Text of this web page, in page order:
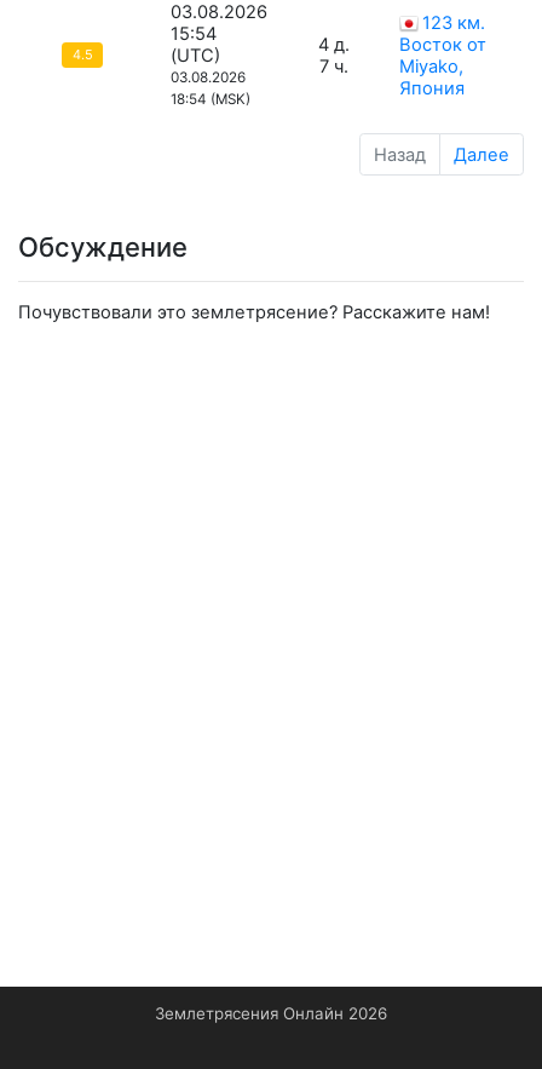
4.5
03.08.2026
15:54
(UTC)
03.08.2026
18:54 (MSK)
4 д.
7 ч.
123 км.
Восток от
Miyako,
Япония
Назад Далее
Обсуждение
Почувствовали это землетрясение? Расскажите нам!
Землетрясения Онлайн 2026